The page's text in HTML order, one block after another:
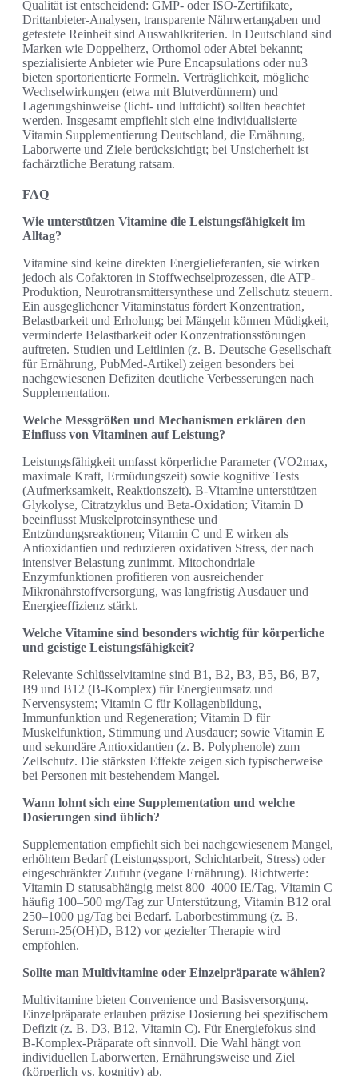
Qualität ist entscheidend: GMP- oder ISO-Zertifikate,
Drittanbieter-Analysen, transparente Nährwertangaben und
getestete Reinheit sind Auswahlkriterien. In Deutschland sind
Marken wie Doppelherz, Orthomol oder Abtei bekannt;
spezialisierte Anbieter wie Pure Encapsulations oder nu3
bieten sportorientierte Formeln. Verträglichkeit, mögliche
Wechselwirkungen (etwa mit Blutverdünnern) und
Lagerungshinweise (licht- und luftdicht) sollten beachtet
werden. Insgesamt empfiehlt sich eine individualisierte
Vitamin Supplementierung Deutschland, die Ernährung,
Laborwerte und Ziele berücksichtigt; bei Unsicherheit ist
fachärztliche Beratung ratsam.
FAQ
Wie unterstützen Vitamine die Leistungsfähigkeit im
Alltag?
Vitamine sind keine direkten Energielieferanten, sie wirken
jedoch als Cofaktoren in Stoffwechselprozessen, die ATP-
Produktion, Neurotransmittersynthese und Zellschutz steuern.
Ein ausgeglichener Vitaminstatus fördert Konzentration,
Belastbarkeit und Erholung; bei Mängeln können Müdigkeit,
verminderte Belastbarkeit oder Konzentrationsstörungen
auftreten. Studien und Leitlinien (z. B. Deutsche Gesellschaft
für Ernährung, PubMed-Artikel) zeigen besonders bei
nachgewiesenen Defiziten deutliche Verbesserungen nach
Supplementation.
Welche Messgrößen und Mechanismen erklären den
Einfluss von Vitaminen auf Leistung?
Leistungsfähigkeit umfasst körperliche Parameter (VO2max,
maximale Kraft, Ermüdungszeit) sowie kognitive Tests
(Aufmerksamkeit, Reaktionszeit). B‑Vitamine unterstützen
Glykolyse, Citratzyklus und Beta‑Oxidation; Vitamin D
beeinflusst Muskelproteinsynthese und
Entzündungsreaktionen; Vitamin C und E wirken als
Antioxidantien und reduzieren oxidativen Stress, der nach
intensiver Belastung zunimmt. Mitochondriale
Enzymfunktionen profitieren von ausreichender
Mikronährstoffversorgung, was langfristig Ausdauer und
Energieeffizienz stärkt.
Welche Vitamine sind besonders wichtig für körperliche
und geistige Leistungsfähigkeit?
Relevante Schlüsselvitamine sind B1, B2, B3, B5, B6, B7,
B9 und B12 (B‑Komplex) für Energieumsatz und
Nervensystem; Vitamin C für Kollagenbildung,
Immunfunktion und Regeneration; Vitamin D für
Muskelfunktion, Stimmung und Ausdauer; sowie Vitamin E
und sekundäre Antioxidantien (z. B. Polyphenole) zum
Zellschutz. Die stärksten Effekte zeigen sich typischerweise
bei Personen mit bestehendem Mangel.
Wann lohnt sich eine Supplementation und welche
Dosierungen sind üblich?
Supplementation empfiehlt sich bei nachgewiesenem Mangel,
erhöhtem Bedarf (Leistungssport, Schichtarbeit, Stress) oder
eingeschränkter Zufuhr (vegane Ernährung). Richtwerte:
Vitamin D statusabhängig meist 800–4000 IE/Tag, Vitamin C
häufig 100–500 mg/Tag zur Unterstützung, Vitamin B12 oral
250–1000 µg/Tag bei Bedarf. Laborbestimmung (z. B.
Serum‑25(OH)D, B12) vor gezielter Therapie wird
empfohlen.
Sollte man Multivitamine oder Einzelpräparate wählen?
Multivitamine bieten Convenience und Basisversorgung.
Einzelpräparate erlauben präzise Dosierung bei spezifischem
Defizit (z. B. D3, B12, Vitamin C). Für Energiefokus sind
B‑Komplex‑Präparate oft sinnvoll. Die Wahl hängt von
individuellen Laborwerten, Ernährungsweise und Ziel
(körperlich vs. kognitiv) ab.